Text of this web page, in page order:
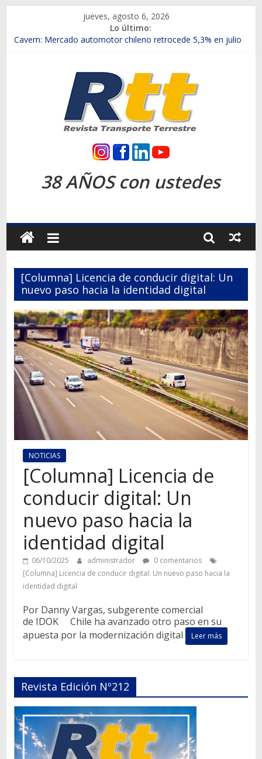
contenido
jueves, agosto 6, 2026
Lo último:
Chile es el primer mercado internacional en lanzar la nueva
Salfa suma vehículos electrificados de Chevrolet en el Biobío
Samex amplía su red con nuevas sucursales en Rancagua y
SINOTRUK Pick-ups presentó la recién estrenada Bolden en
la Expo Compras Públicas 2026
Revista
Transporte
Terrestre
Autos,
camiones,
motos,
información
del
mundo
del
transporte
38 AÑOS con ustedes
[Columna] Licencia de conducir digital: Un
nuevo paso hacia la identidad digital
NOTICIAS
[Columna] Licencia de
conducir digital: Un
nuevo paso hacia la
identidad digital
06/10/2025 administrador
0 comentarios
[Columna] Licencia de conducir digital: Un nuevo paso hacia la
identidad digital
Por Danny Vargas, subgerente comercial
de IDOK Chile ha avanzado otro paso en su
apuesta por la modernización digital
Leer más
Revista Edición Nº212